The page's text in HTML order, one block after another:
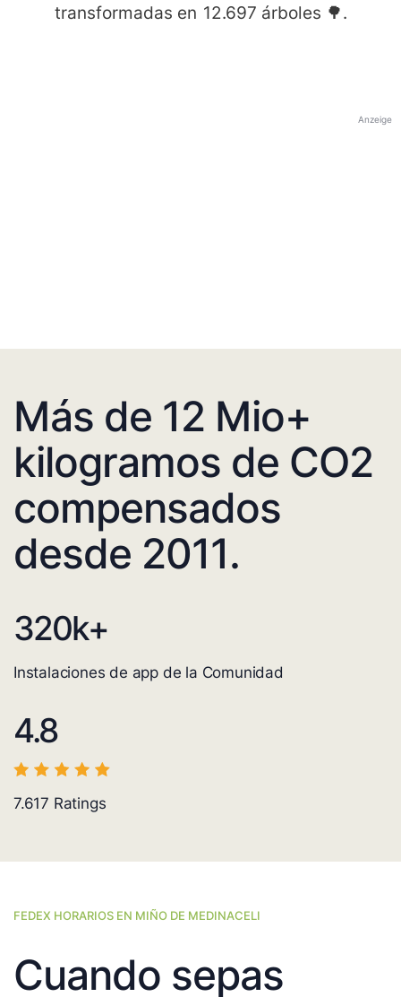
transformadas en 12.697 árboles 🌳.
Anzeige
Más de 12 Mio+
kilogramos de CO2
compensados
desde 2011.
320k+
Instalaciones de app de la Comunidad
4.8
7.617 Ratings
FEDEX HORARIOS EN MIÑO DE MEDINACELI
Cuando sepas